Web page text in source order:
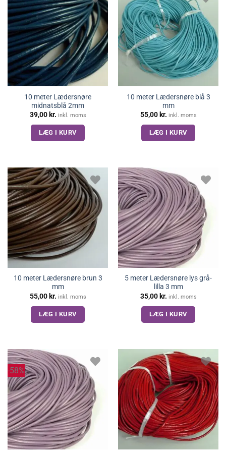
10 meter Lædersnøre
midnatsblå 2mm
39,00 kr. inkl. moms
LÆG I KURV
10 meter Lædersnøre blå 3
mm
55,00 kr. inkl. moms
LÆG I KURV
10 meter Lædersnøre brun 3
mm
55,00 kr. inkl. moms
LÆG I KURV
5 meter Lædersnøre lys grå-
lilla 3 mm
35,00 kr. inkl. moms
LÆG I KURV
-58%